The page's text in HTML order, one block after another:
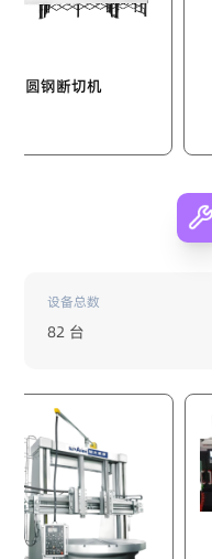
断切机
设备总数
82 台